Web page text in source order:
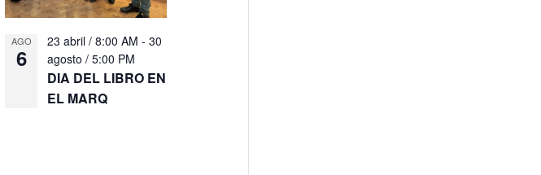
AGO
6
DIA DEL LIBRO EN
EL MARQ
23 abril / 8:00 AM -30
agosto / 5:00 PM